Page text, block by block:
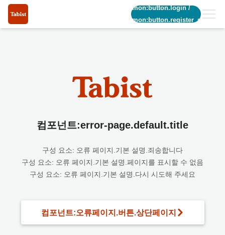
common:button.login/
common:button.register_short
컴포넌트:error-page.default.title
구성 요소: 오류 페이지.기본 설명.죄송합니다
구성 요소: 오류 페이지.기본 설명.페이지를 표시할 수 없음
구성 요소: 오류 페이지.기본 설명.다시 시도해 주세요
컴포넌트:오류페이지.버튼.상단페이지